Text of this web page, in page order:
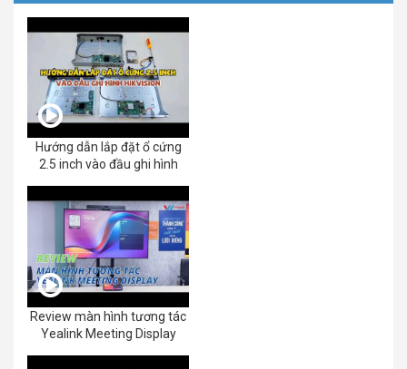
Hướng dẫn lắp đặt ổ cứng
2.5 inch vào đầu ghi hình
Review màn hình tương tác
Yealink Meeting Display